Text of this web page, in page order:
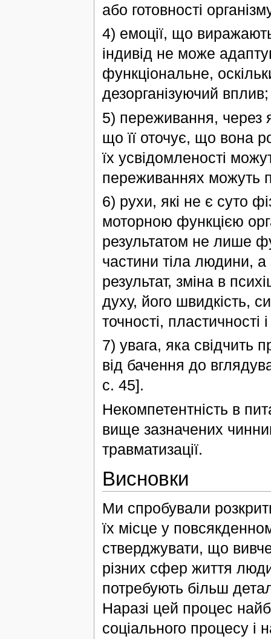
або готовності
4) емоції, що виражають
індивід не може
функціональне,
дезорганізуючий вплив;
5) переживання, через
що її оточує, що вона
їх усвідомленості
переживаннях можуть
6) рухи, які не є суто
моторною функцією
результатом не лише
частини тіла людини, а
результат, зміна в
духу, його швидкість,
точності, пластичності
7) увага, яка свідчить
від бачення до
с. 45].
Некомпетентність в
вище зазначених
травматизації.
Висновки
Ми спробували
їх місце у
стверджувати, що
різних сфер життя
потребують більш
Наразі цей процес
соціального процесу і